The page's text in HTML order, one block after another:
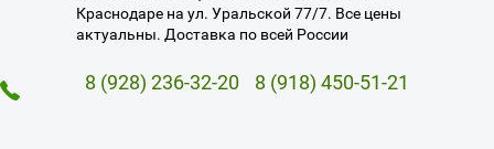
Краснодаре на ул. Уральской 77/7. Все цены
актуальны. Доставка по всей России
8 (928) 236-32-20 8 (918) 450-51-21